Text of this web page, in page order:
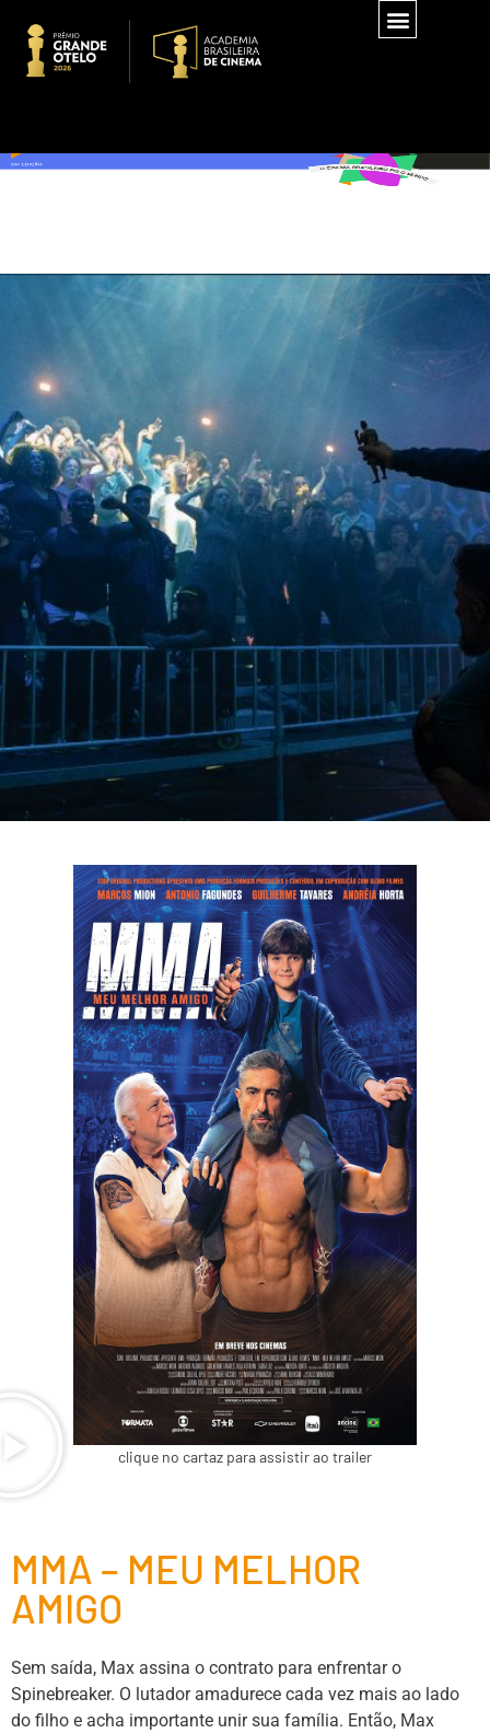
clique no cartaz para assistir ao trailer
MMA – MEU MELHOR
AMIGO
Sem saída, Max assina o contrato para enfrentar o
Spinebreaker. O lutador amadurece cada vez mais ao lado
do filho e acha importante unir sua família. Então, Max